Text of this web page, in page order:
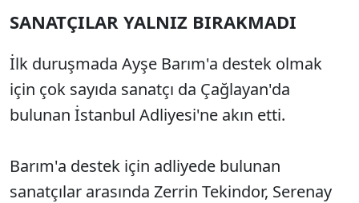
SANATÇILAR YALNIZ BIRAKMADI
İlk duruşmada Ayşe Barım'a destek olmak
için çok sayıda sanatçı da Çağlayan'da
bulunan İstanbul Adliyesi'ne akın etti.
Barım'a destek için adliyede bulunan
sanatçılar arasında Zerrin Tekindor, Serenay